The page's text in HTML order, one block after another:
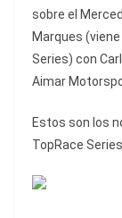
sobre el
Marques
Series) con
Aimar
Estos son los
TopRace